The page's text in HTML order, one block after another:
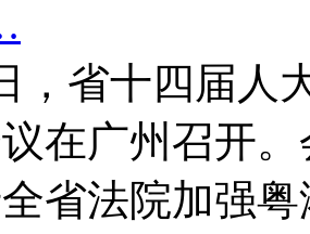
，省十四届人
在广州召开
省法院加强